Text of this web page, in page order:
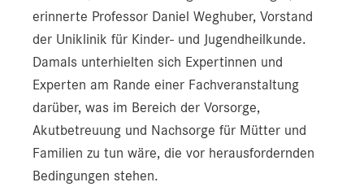
erinnerte Professor Daniel Weghuber, Vorstand
der Uniklinik für Kinder- und Jugendheilkunde.
Damals unterhielten sich Expertinnen und
Experten am Rande einer Fachveranstaltung
darüber, was im Bereich der Vorsorge,
Akutbetreuung und Nachsorge für Mütter und
Familien zu tun wäre, die vor herausfordernden
Bedingungen stehen.